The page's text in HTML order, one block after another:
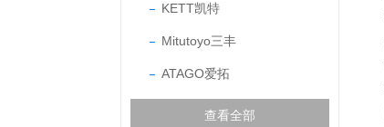
KETT凯特
Mitutoyo三丰
ATAGO爱拓
查看全部